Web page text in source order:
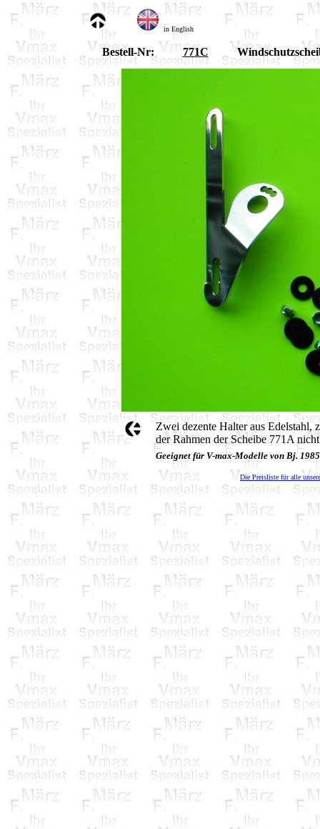
in English
Bestell-Nr: 771C
Zwei dezente Halter aus Edelstahl,
der Rahmen der Scheibe 771A
Geeignet für V-max-Modelle von Bj.
Die Preisliste für alle